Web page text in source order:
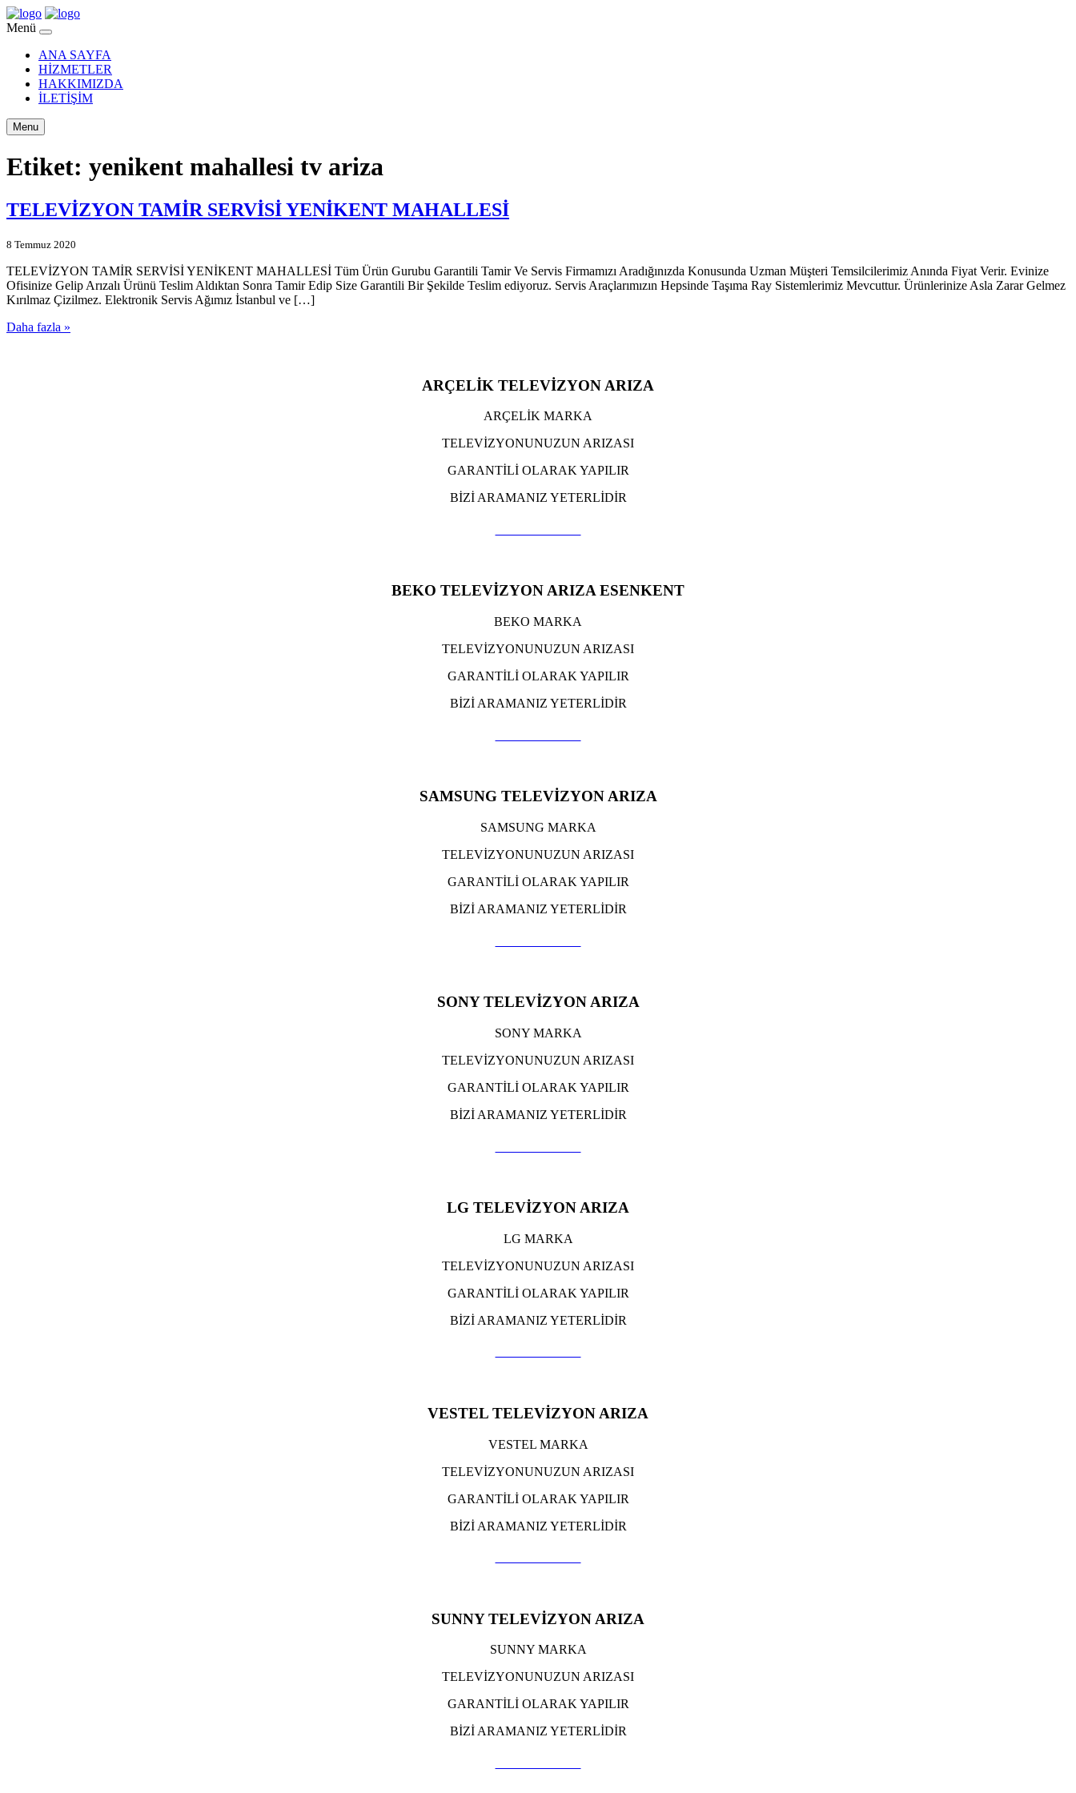
Menü
ANA SAYFA
HİZMETLER
HAKKIMIZDA
İLETİŞİM
Menu
Etiket: yenikent mahallesi tv ariza
TELEVİZYON TAMİR SERVİSİ YENİKENT MAHALLESİ
8 Temmuz 2020
TELEVİZYON TAMİR SERVİSİ YENİKENT MAHALLESİ Tüm Ürün Gurubu Garantili Tamir Ve Servis Firmamızı Aradığınızda Konusunda Uzman Müşteri Temsilcilerimiz Anında Fiyat Verir. Evinize
Ofisinize Gelip Arızalı Ürünü Teslim Aldıktan Sonra Tamir Edip Size Garantili Bir Şekilde Teslim ediyoruz. Servis Araçlarımızın Hepsinde Taşıma Ray Sistemlerimiz Mevcuttur. Ürünlerinize Asla Zarar Gelmez
Kırılmaz Çizilmez. Elektronik Servis Ağımız İstanbul ve […]
Daha fazla »
ARÇELİK TELEVİZYON ARIZA
ARÇELİK MARKA
TELEVİZYONUNUZUN ARIZASI
GARANTİLİ OLARAK YAPILIR
BİZİ ARAMANIZ YETERLİDİR
BEKO TELEVİZYON ARIZA ESENKENT
BEKO MARKA
TELEVİZYONUNUZUN ARIZASI
GARANTİLİ OLARAK YAPILIR
BİZİ ARAMANIZ YETERLİDİR
SAMSUNG TELEVİZYON ARIZA
SAMSUNG MARKA
TELEVİZYONUNUZUN ARIZASI
GARANTİLİ OLARAK YAPILIR
BİZİ ARAMANIZ YETERLİDİR
SONY TELEVİZYON ARIZA
SONY MARKA
TELEVİZYONUNUZUN ARIZASI
GARANTİLİ OLARAK YAPILIR
BİZİ ARAMANIZ YETERLİDİR
LG TELEVİZYON ARIZA
LG MARKA
TELEVİZYONUNUZUN ARIZASI
GARANTİLİ OLARAK YAPILIR
BİZİ ARAMANIZ YETERLİDİR
VESTEL TELEVİZYON ARIZA
VESTEL MARKA
TELEVİZYONUNUZUN ARIZASI
GARANTİLİ OLARAK YAPILIR
BİZİ ARAMANIZ YETERLİDİR
SUNNY TELEVİZYON ARIZA
SUNNY MARKA
TELEVİZYONUNUZUN ARIZASI
GARANTİLİ OLARAK YAPILIR
BİZİ ARAMANIZ YETERLİDİR